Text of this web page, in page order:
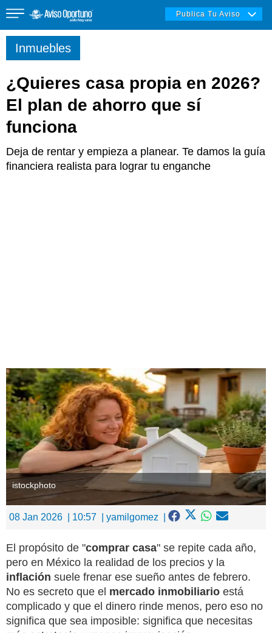
Inmuebles
Vehículos
Publica Tu Aviso
Inmuebles
¿Quieres casa propia en 2026?
El plan de ahorro que sí
funciona
Deja de rentar y empieza a planear. Te damos la guía
financiera realista para lograr tu enganche
istockphoto
08 Jan 2026 10:57 yamilgomez
El propósito de "comprar casa" se repite cada año,
pero en México la realidad de los precios y la
inflación suele frenar ese sueño antes de febrero.
No es secreto que el mercado inmobiliario está
complicado y que el dinero rinde menos, pero eso no
significa que sea imposible: significa que necesitas